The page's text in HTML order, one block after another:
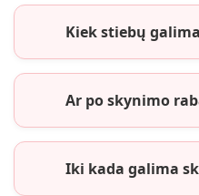
Kiek stiebų
Ar po skynimo
Iki kada galima